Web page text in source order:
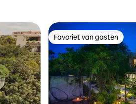
Favoriet van gasten
Favoriet van gasten